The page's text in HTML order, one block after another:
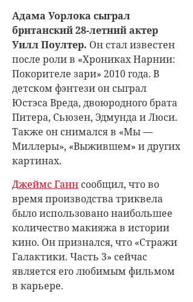
Адама Уорлока сыграл
британский 28-летний актер
Уилл Поултер. Он стал известен
после роли в «Хрониках Нарнии:
Покорителе зари» 2010 года. В
детском фэнтези он сыграл
Юстэса Вреда, двоюродного брата
Питера, Сьюзен, Эдмунда и Люси.
Также он снимался в «Мы —
Миллеры», «Выжившем» и других
картинах.
Джеймс Ганн сообщил, что во
время производства триквела
было использовано наибольшее
количество макияжа в истории
кино. Он признался, что «Стражи
Галактики. Часть 3» сейчас
является его любимым фильмом
в карьере.